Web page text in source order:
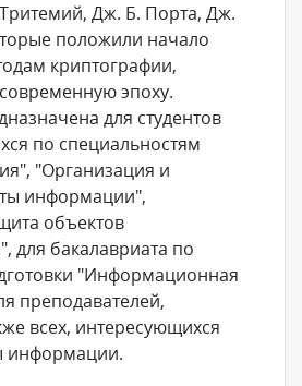
Дж. Б. Порта, Дж.
положили начало
криптографии,
эпоху.
для студентов
по специальностям
"Организация и
информации",
объектов
для бакалавриата по
"Информационная
преподавателей,
всех, интересующихся
информации.